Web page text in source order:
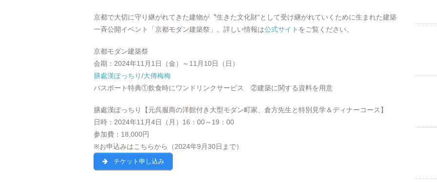
京都で大切に守り継がれてきた建物が〝生きた文化財“として受け継がれていくために生まれた建築
一斉公開イベント「京都モダン建築祭」。詳しい情報は公式サイト をご覧ください。
京都モダン建築祭
会期：2024年11月1日（金）～11月10日（日）
膳處漢ぽっちり/大傳梅梅
パスポート特典①飲食時にワンドリンクサービス ②建築に関する資料を用意
膳處漢ぽっちり【元呉服商の洋館付き大型モダン町家、倉方先生と特別見学＆ディナーコース】
日時：2024年11月4日（月）16：00～19：00
参加費：18,000円
※お申込みはこちらから（2024年9月30日まで）
チケット申し込み